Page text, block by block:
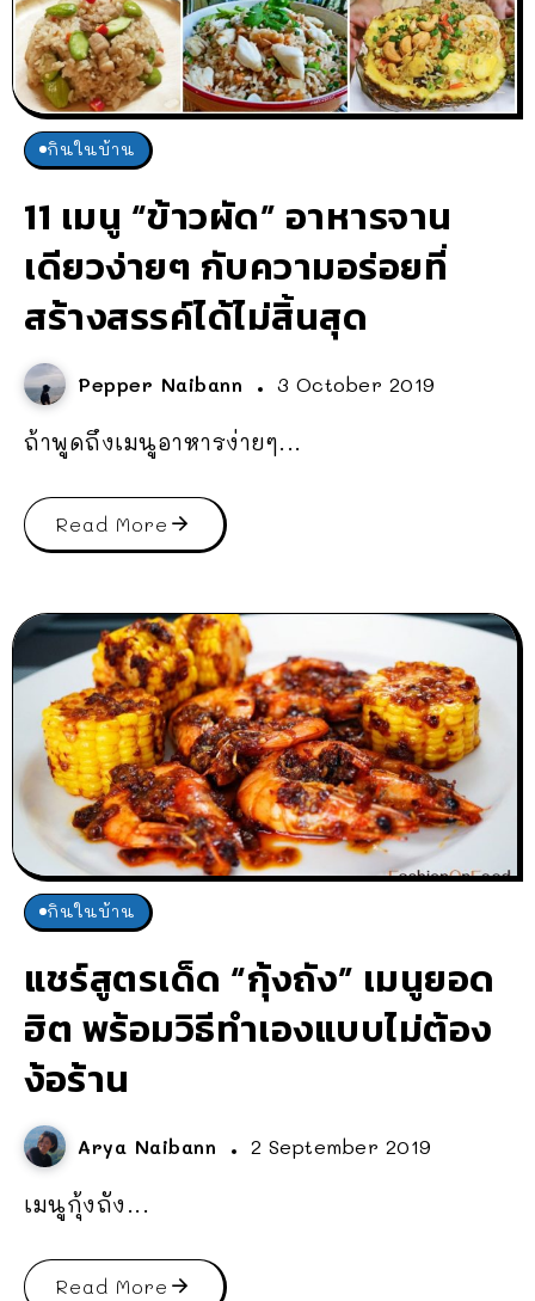
กินในบ้าน
11 เมนู “ข้าวผัด” อาหารจาน
เดียวง่ายๆ กับความอร่อยที่
สร้างสรรค์ได้ไม่สิ้นสุด
Pepper Naibann 3 October 2019
ถ้าพูดถึงเมนูอาหารง่ายๆ...
Read More
กินในบ้าน
แชร์สูตรเด็ด “กุ้งถัง” เมนูยอด
ฮิต พร้อมวิธีทำเองแบบไม่ต้อง
ง้อร้าน
Arya Naibann 2 September 2019
เมนูกุ้งถัง...
Read More